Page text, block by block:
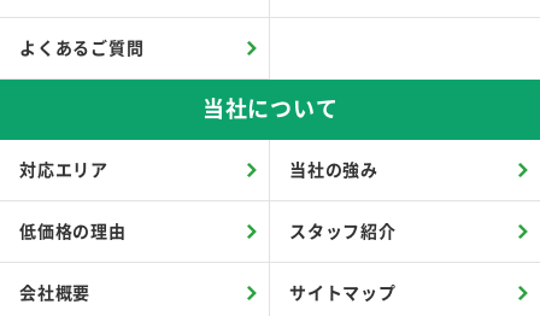
よくあるご質問
当社について
対応エリア 当社の強み
低価格の理由 スタッフ紹介
会社概要 サイトマップ